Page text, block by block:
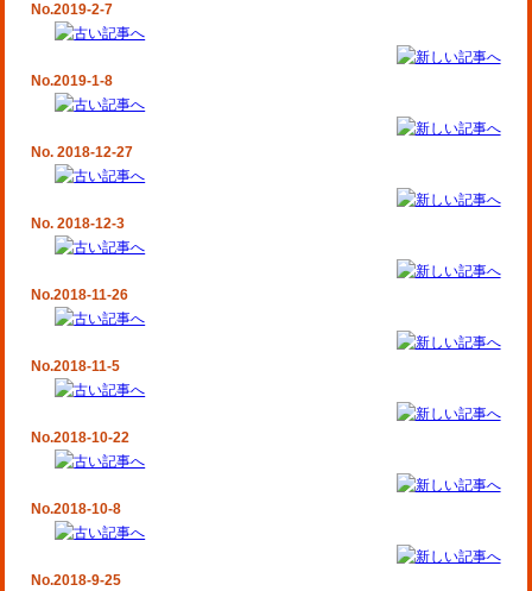
No.2019-2-7
No.2019-1-8
No. 2018-12-27
No. 2018-12-3
No.2018-11-26
No.2018-11-5
No.2018-10-22
No.2018-10-8
No.2018-9-25